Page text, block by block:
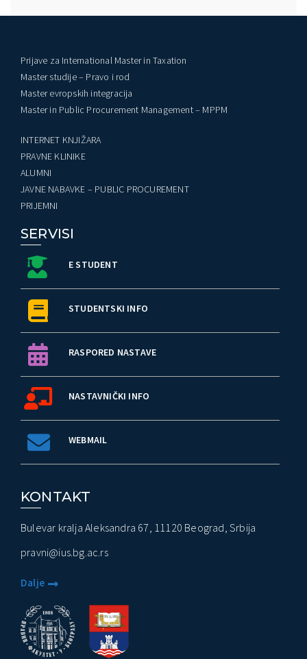
Prijave za International Master in Taxation
Master studije – Pravo i rod
Master evropskih integracija
Master in Public Procurement Management – MPPM
INTERNET KNJIŽARA
PRAVNE KLINIKE
ALUMNI
JAVNE NABAVKE – PUBLIC PROCUREMENT
PRIJEMNI
SERVISI
E STUDENT
STUDENTSKI INFO
RASPORED NASTAVE
NASTAVNIČKI INFO
WEBMAIL
KONTAKT
Bulevar kralja Aleksandra 67, 11120 Beograd, Srbija
pravni@ius.bg.ac.rs
Dalje